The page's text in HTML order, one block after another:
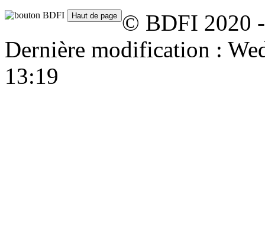
© BDFI 2020
Dernière modification :
13:19